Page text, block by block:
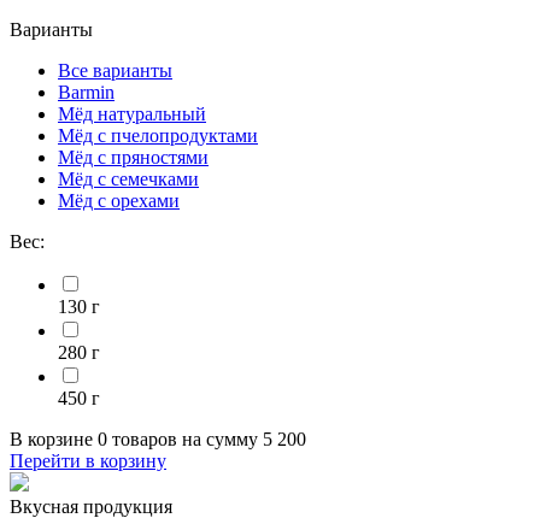
Варианты
Все варианты
Barmin
Мёд натуральный
Мёд с пчелопродуктами
Мёд с пряностями
Мёд с семечками
Мёд с орехами
Вес:
130 г
280 г
450 г
В корзине 0 товаров на сумму 5 200
Перейти в корзину
Вкусная продукция